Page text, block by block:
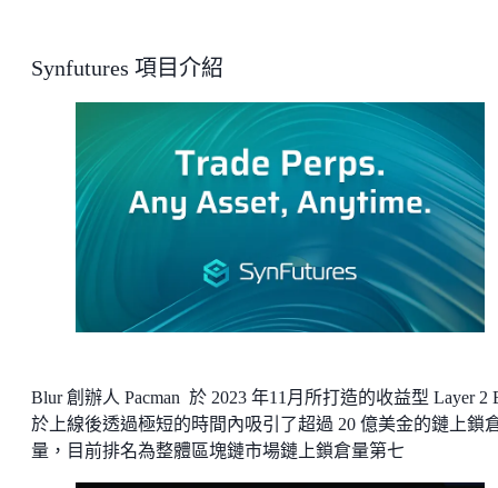
Synfutures 項目介紹
Blur 創辦人 Pacman 於 2023 年11月所打造的收益型 Layer 2
於上線後透過極短的時間內吸引了超過 20 億美金的鏈上鎖
量，目前排名為整體區塊鏈市場鏈上鎖倉量第七